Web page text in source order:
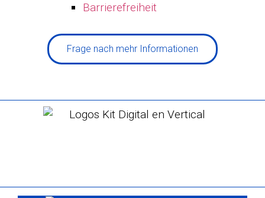
Barrierefreiheit
Frage nach mehr Informationen